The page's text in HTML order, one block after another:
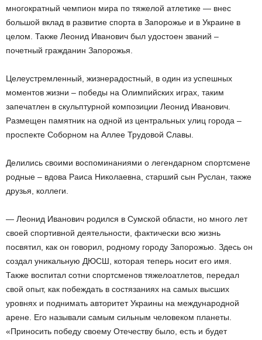
многократный чемпион мира по тяжелой атлетике — внес
большой вклад в развитие спорта в Запорожье и в Украине в
целом. Также Леонид Иванович был удостоен званий –
почетный гражданин Запорожья.
Целеустремленный, жизнерадостный, в один из успешных
моментов жизни – победы на Олимпийских играх, таким
запечатлен в скульптурной композиции Леонид Иванович.
Размещен памятник на одной из центральных улиц города –
проспекте Соборном на Аллее Трудовой Славы.
Делились своими воспоминаниями о легендарном спортсмене
родные – вдова Раиса Николаевна, старший сын Руслан, также
друзья, коллеги.
— Леонид Иванович родился в Сумской области, но много лет
своей спортивной деятельности, фактически всю жизнь
посвятил, как он говорил, родному городу Запорожью. Здесь он
создал уникальную ДЮСШ, которая теперь носит его имя.
Также воспитал сотни спортсменов тяжелоатлетов, передал
свой опыт, как побеждать в состязаниях на самых высших
уровнях и поднимать авторитет Украины на международной
арене. Его называли самым сильным человеком планеты.
«Приносить победу своему Отечеству было, есть и будет